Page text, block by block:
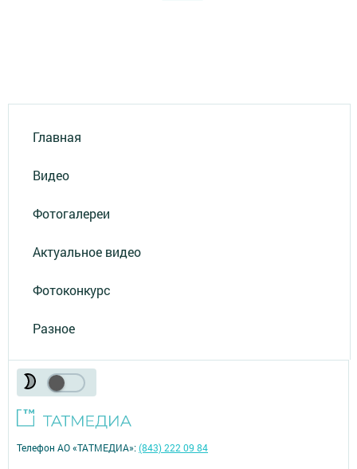
Главная
Видео
Фотогалереи
Актуальное видео
Фотоконкурс
Разное
Телефон АО «ТАТМЕДИА»:(843) 222 09 84